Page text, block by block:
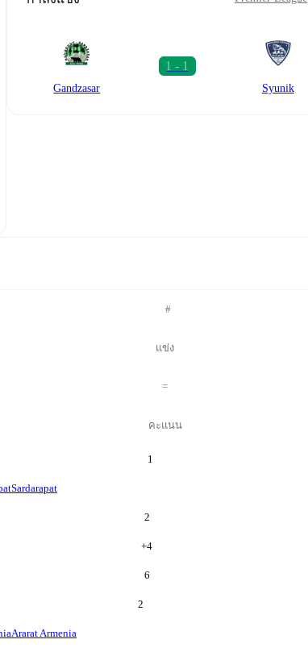
Gandzasar Syunik
#
แข่ง
=
คะแนน
1
Sardarapat
2
+4
6
2
Ararat Armenia